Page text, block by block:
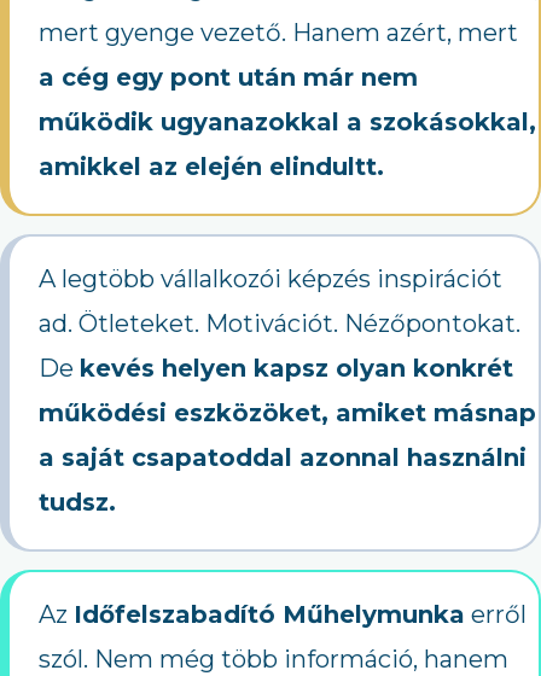
mert gyenge vezető. Hanem azért, mert
a cég egy pont után már nem
működik ugyanazokkal a szokásokkal,
amikkel az elején elindultt.
A legtöbb vállalkozói képzés inspirációt
ad. Ötleteket. Motivációt. Nézőpontokat.
De kevés helyen kapsz olyan konkrét
működési eszközöket, amiket másnap
a saját csapatoddal azonnal használni
tudsz.
Az Időfelszabadító Műhelymunka erről
szól. Nem még több információ, hanem